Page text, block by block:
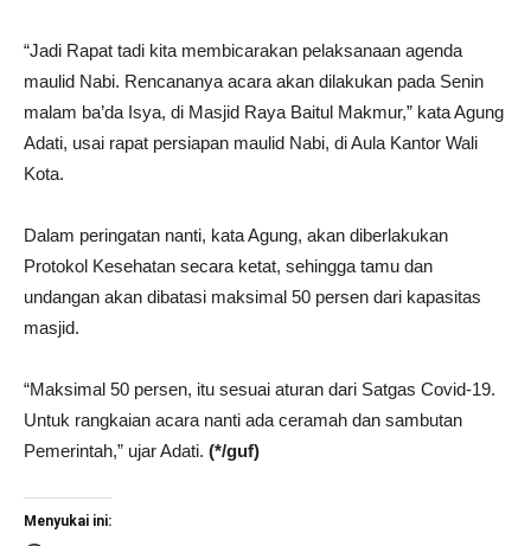
“Jadi Rapat tadi kita membicarakan pelaksanaan agenda
maulid Nabi. Rencananya acara akan dilakukan pada Senin
malam ba’da Isya, di Masjid Raya Baitul Makmur,” kata Agung
Adati, usai rapat persiapan maulid Nabi, di Aula Kantor Wali
Kota.
Dalam peringatan nanti, kata Agung, akan diberlakukan
Protokol Kesehatan secara ketat, sehingga tamu dan
undangan akan dibatasi maksimal 50 persen dari kapasitas
masjid.
“Maksimal 50 persen, itu sesuai aturan dari Satgas Covid-19.
Untuk rangkaian acara nanti ada ceramah dan sambutan
Pemerintah,” ujar Adati. (*/guf)
Menyukai ini: